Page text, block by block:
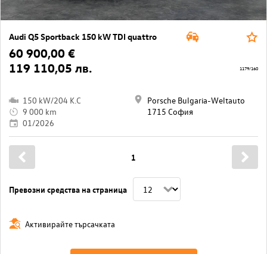
Audi Q5 Sportback 150 kW TDI quattro
60 900,00 €
119 110,05 лв.
150 kW/204 K.C
9 000 km
01/2026
Porsche Bulgaria-Weltauto
1715 София
1179/160
Превозни средства на страница
1
Активирайте търсачката